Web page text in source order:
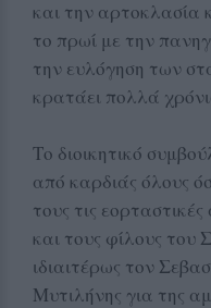
και την αρτοκλασία
το πρωί με την
την ευλόγηση των
κρατάει πολλά
Το διοικητικό
από καρδιάς όλους
τους τις
και τους φίλους του
ιδιαιτέρως τον
Μυτιλήνης για της